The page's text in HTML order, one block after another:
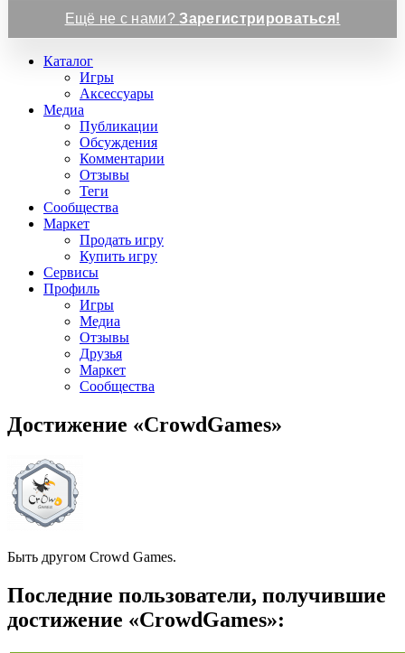
Ещё не с нами?Зарегистрироваться!
Каталог
Игры
Аксессуары
Медиа
Публикации
Обсуждения
Комментарии
Отзывы
Теги
Сообщества
Маркет
Продать игру
Купить игру
Сервисы
Профиль
Игры
Медиа
Отзывы
Друзья
Маркет
Сообщества
Достижение «CrowdGames»
Быть другом Crowd Games.
Последние пользователи, получившие
достижение «CrowdGames»: